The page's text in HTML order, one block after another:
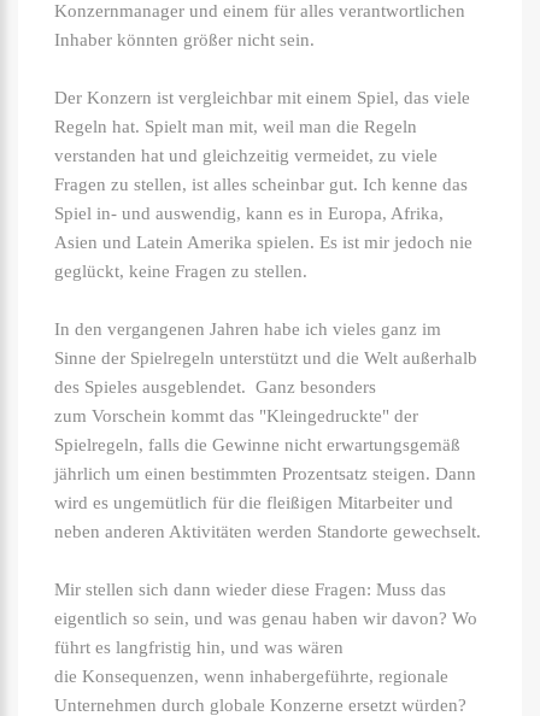
Konzernmanager und einem für alles verantwortlichen
Inhaber könnten größer nicht sein.
Der Konzern ist vergleichbar mit einem Spiel, das viele
Regeln hat. Spielt man mit, weil man die Regeln
verstanden hat und gleichzeitig vermeidet, zu viele
Fragen zu stellen, ist alles scheinbar gut. Ich kenne das
Spiel in- und auswendig, kann es in Europa, Afrika,
Asien und Latein Amerika spielen. Es ist mir jedoch nie
geglückt, keine Fragen zu stellen.
In den vergangenen Jahren habe ich vieles ganz im
Sinne der Spielregeln unterstützt und die Welt außerhalb
des Spieles ausgeblendet. Ganz besonders
zum Vorschein kommt das "Kleingedruckte" der
Spielregeln, falls die Gewinne nicht erwartungsgemäß
jährlich um einen bestimmten Prozentsatz steigen. Dann
wird es ungemütlich für die fleißigen Mitarbeiter und
neben anderen Aktivitäten werden Standorte gewechselt.
Mir stellen sich dann wieder diese Fragen: Muss das
eigentlich so sein, und was genau haben wir davon? Wo
führt es langfristig hin, und was wären
die Konsequenzen, wenn inhabergeführte, regionale
Unternehmen durch globale Konzerne ersetzt würden?